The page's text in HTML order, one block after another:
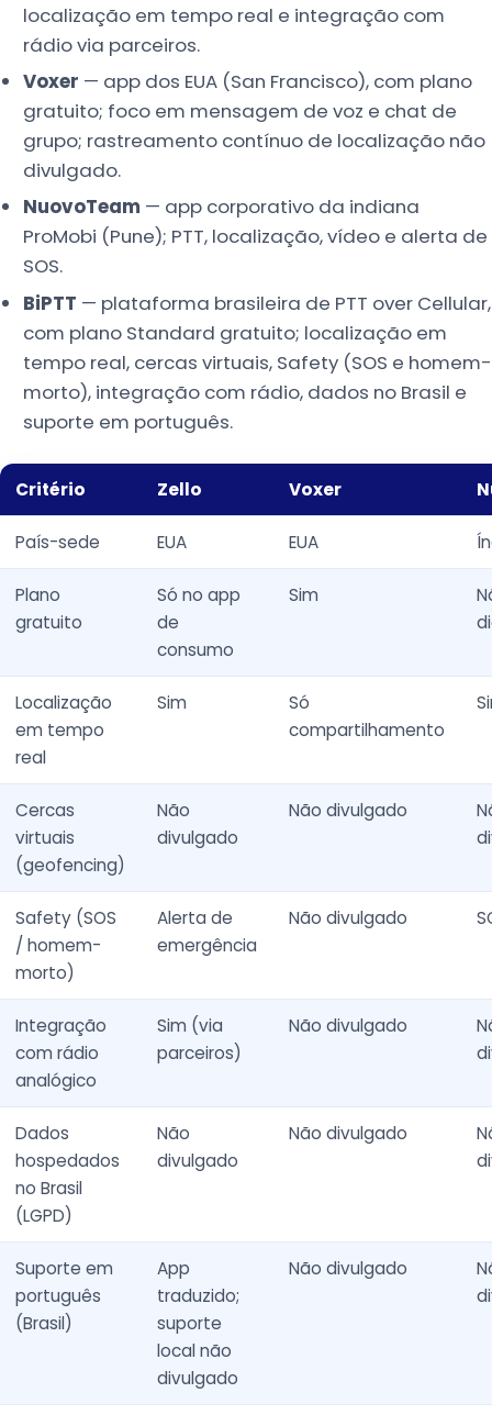
localização em tempo real e integração com
rádio via parceiros.
Voxer — app dos EUA (San Francisco), com plano
gratuito; foco em mensagem de voz e chat de
grupo; rastreamento contínuo de localização não
divulgado.
NuovoTeam — app corporativo da indiana
ProMobi (Pune); PTT, localização, vídeo e alerta de
SOS.
BiPTT — plataforma brasileira de PTT over Cellular,
com plano Standard gratuito; localização em
tempo real, cercas virtuais, Safety (SOS e homem-
morto), integração com rádio, dados no Brasil e
suporte em português.
Critério Zello Voxer
País-sede EUA EUA
Plano
gratuito
Só no app
de
consumo
Sim
Localização
em tempo
real
Sim
Só
compartilhamento
Cercas
virtuais
(geofencing)
Não
divulgado
Não divulgado
Safety (SOS
/ homem-
morto)
Alerta de
emergência
Não divulgado
Integração
com rádio
analógico
Sim (via
parceiros)
Não divulgado
Dados
hospedados
no Brasil
(LGPD)
Não
divulgado
Não divulgado
Suporte em
português
(Brasil)
App
traduzido;
suporte
local não
divulgado
Não divulgado